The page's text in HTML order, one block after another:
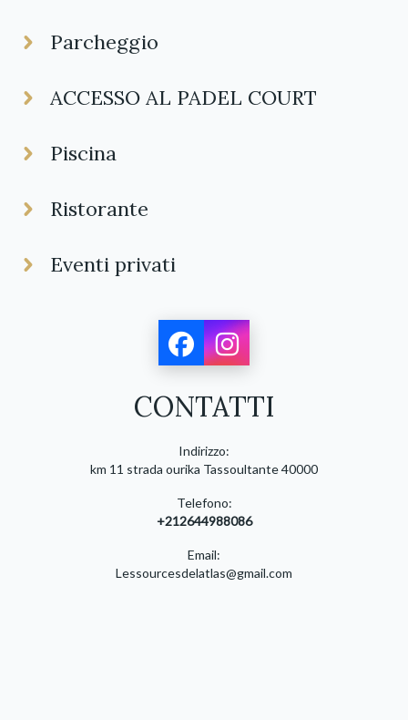
Parcheggio
ACCESSO AL PADEL COURT
Piscina
Ristorante
Eventi privati
CONTATTI
Indirizzo:
km 11 strada ourika Tassoultante 40000
Telefono:
+212644988086
Email:
Lessourcesdelatlas@gmail.com